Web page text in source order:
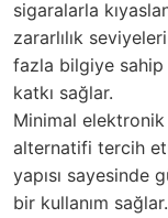
sigaralarla
zararlılık
fazla bilgiye sahip
katkı sağlar.
Minimal elektronik
alternatifi tercih
yapısı sayesinde
bir kullanım